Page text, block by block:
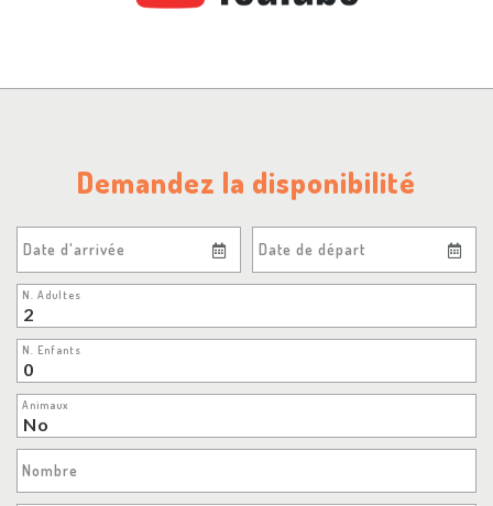
Demandez la disponibilité
Date d'arrivée Date de départ
N. Adultes
N. Enfants
Animaux
Nombre